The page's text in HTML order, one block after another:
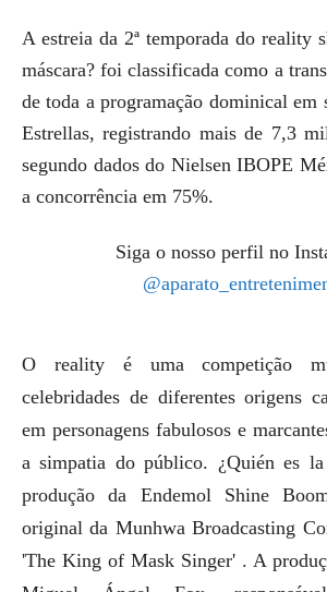
A estreia da 2ª temporada do reality
máscara? foi classificada como a
de toda a programação dominical em
Estrellas, registrando mais de 7,3
segundo dados do Nielsen IBOPE
a concorrência em 75%.
Siga o nosso perfil no
O reality é uma competição
celebridades de diferentes origens
em personagens fabulosos e
a simpatia do público. ¿Quién es
produção da Endemol Shine
original da Munhwa Broadcasting
'The King of Mask Singer' . A